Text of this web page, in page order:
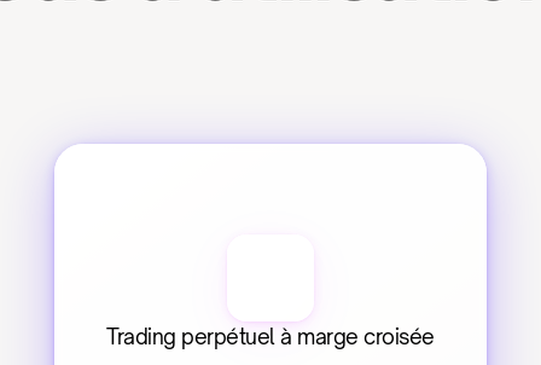
Trading perpétuel à marge croisée